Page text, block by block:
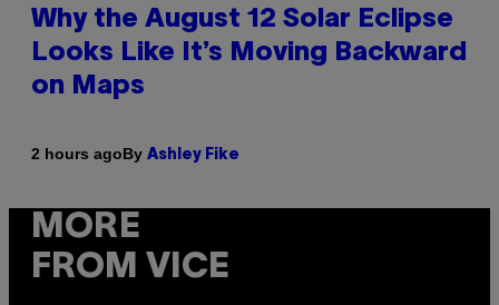
Why the August 12 Solar Eclipse
Looks Like It’s Moving Backward
on Maps
2 hours agoBy Ashley Fike
MORE
FROM VICE